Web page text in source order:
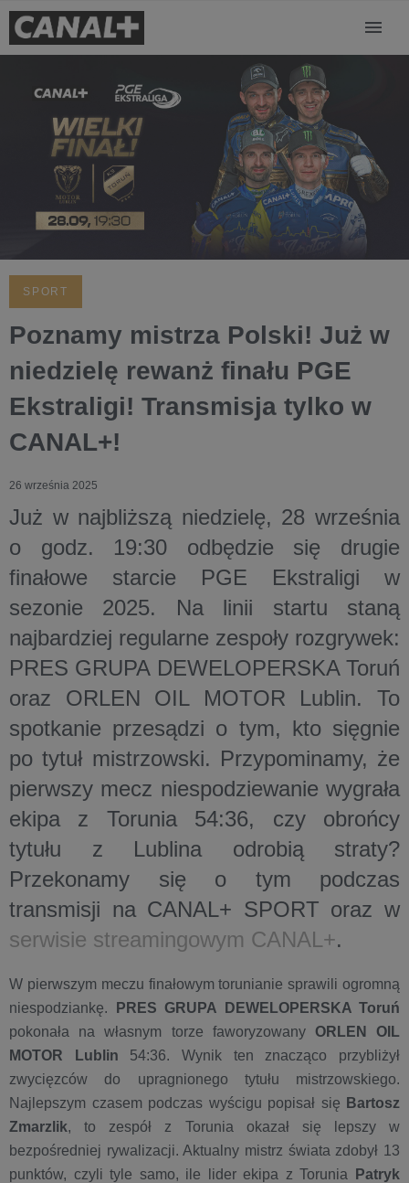
SPORT
Poznamy mistrza Polski! Już w
niedzielę rewanż finału PGE
Ekstraligi! Transmisja tylko w
CANAL+!
26 września 2025
Już w najbliższą niedzielę, 28 września
o godz. 19:30 odbędzie się drugie
finałowe starcie PGE Ekstraligi w
sezonie 2025. Na linii startu staną
najbardziej regularne zespoły rozgrywek:
PRES GRUPA DEWELOPERSKA Toruń
oraz ORLEN OIL MOTOR Lublin. To
spotkanie przesądzi o tym, kto sięgnie
po tytuł mistrzowski. Przypominamy, że
pierwszy mecz niespodziewanie wygrała
ekipa z Torunia 54:36, czy obrońcy
tytułu z Lublina odrobią straty?
Przekonamy się o tym podczas
transmisji na CANAL+ SPORT oraz w
serwisie streamingowym CANAL+.
W pierwszym meczu finałowym torunianie sprawili ogromną
niespodziankę.
PRES GRUPA DEWELOPERSKA Toruń
pokonała na własnym torze faworyzowany ORLEN OIL
MOTOR Lublin 54:36. Wynik ten znacząco przybliżył
zwycięzców do upragnionego tytułu mistrzowskiego.
Najlepszym czasem podczas wyścigu popisał się Bartosz
Zmarzlik, to zespół z Torunia okazał się lepszy w
bezpośredniej rywalizacji. Aktualny mistrz świata zdobył 13
punktów, czyli tyle samo, ile lider ekipa z Torunia
Patryk